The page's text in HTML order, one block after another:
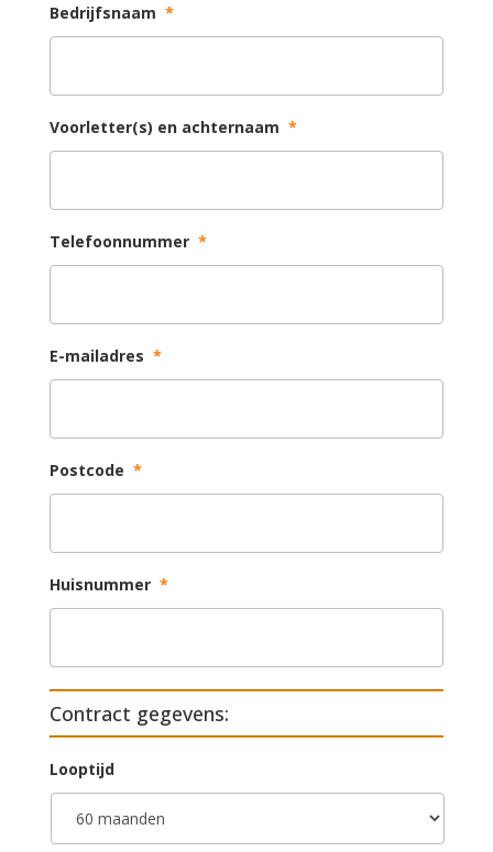
Bedrijfsnaam *
Voorletter(s) en achternaam *
Telefoonnummer *
E-mailadres *
Postcode *
Huisnummer *
Contract gegevens:
Looptijd